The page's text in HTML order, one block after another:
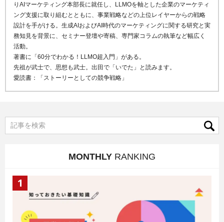
りAIマーケティング本部長に就任し、LLMOを軸とした企業のマーケティ
ング支援に取り組むとともに、事業戦略などの上位レイヤーからの戦略
設計を手がける。生成AIおよびAI時代のマーケティングに関する研究と実
務知見を背景に、セミナー登壇や寄稿、専門家コラムの執筆など幅広く
活動。
著書に「60分でわかる！LLMO超入門」がある。
先祖が武士で、思想も武士。出田で「いでた」と読みます。
愛読書：「ストーリーとしての競争戦略」
MONTHLY RANKING